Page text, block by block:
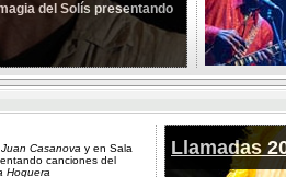
del Solís presentando
Juan Casanova y en Sala
canciones del
Hoguera
Llamadas